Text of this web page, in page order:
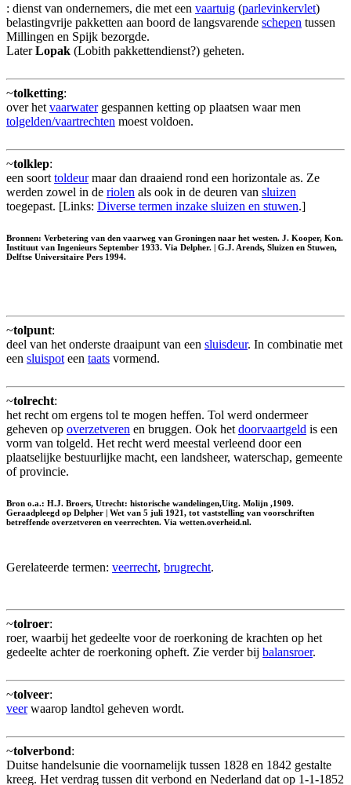
: dienst van ondernemers, die met een vaartuig (parlevinkervlet)
belastingvrije pakketten aan boord de langsvarende schepen tussen
Millingen en Spijk bezorgde.
LaterLopak (Lobith pakkettendienst?) geheten.
~tolketting:
over het vaarwatergespannen ketting op plaatsen waar men
tolgelden/vaartrechten moest voldoen.
~tolklep:
een soort toldeurmaar dan draaiend rond een horizontale as. Ze
werden zowel in de riolen als ook in de deuren van sluizen
toegepast. [Links: Diverse termen inzake sluizen en stuwen.]
Bronnen: Verbetering van den vaarweg van Groningen naar het westen. J. Kooper, Kon.
Instituut van Ingenieurs September 1933. Via Delpher. | G.J. Arends, Sluizen en Stuwen,
Delftse Universitaire Pers 1994.
~tolpunt:
deel van het onderste draaipunt van een sluisdeur. In combinatie met
een sluispot een taats vormend.
~tolrecht:
het recht om ergens tol te mogen heffen. Tol werd ondermeer
geheven op overzetveren en bruggen. Ook het doorvaartgeld is een
vorm van tolgeld. Het recht werd meestal verleend door een
plaatselijke bestuurlijke macht, een landsheer, waterschap, gemeente
of provincie.
Bron o.a.: H.J. Broers, Utrecht: historische wandelingen,Uitg. Molijn ,1909.
Geraadpleegd op Delpher | Wet van 5 juli 1921, tot vaststelling van voorschriften
betreffende overzetveren en veerrechten. Via wetten.overheid.nl.
Gerelateerde termen: veerrecht, brugrecht.
~tolroer:
roer, waarbij het gedeelte voor de roerkoning de krachten op het
gedeelte achter de roerkoning opheft. Zie verder bij balansroer.
~tolveer:
veerwaarop landtol geheven wordt.
~tolverbond:
Duitse handelsunie die voornamelijk tussen 1828 en 1842 gestalte
kreeg. Het verdrag tussen dit verbond en Nederland dat op 1-1-1852